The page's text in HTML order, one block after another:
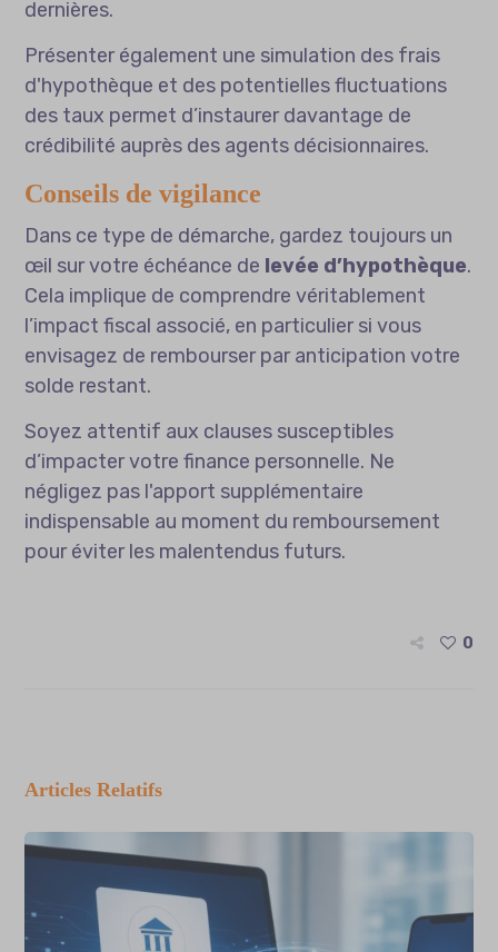
dernières.
Présenter également une simulation des frais
d'hypothèque et des potentielles fluctuations
des taux permet d’instaurer davantage de
crédibilité auprès des agents décisionnaires.
Conseils de vigilance
Dans ce type de démarche, gardez toujours un
œil sur votre échéance de levée d’hypothèque.
Cela implique de comprendre véritablement
l’impact fiscal associé, en particulier si vous
envisagez de rembourser par anticipation votre
solde restant.
Soyez attentif aux clauses susceptibles
d’impacter votre finance personnelle. Ne
négligez pas l'apport supplémentaire
indispensable au moment du remboursement
pour éviter les malentendus futurs.
0
Articles Relatifs